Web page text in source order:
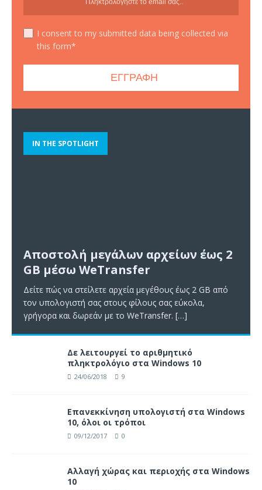
I consent to my submitted data being collected via
this form*
IN THE SPOTLIGHT
Αποστολή μεγάλων αρχείων έως 2
GB μέσω WeTransfer
Δείτε πώς να στείλετε αρχεία μεγέθους έως 2 GB από
τον υπολογιστή σας στους φίλους σας εύκολα,
γρήγορα και δωρεάν με το WeTransfer. […]
Δε λειτουργεί το αριθμητικό
πληκτρολόγιο στα Windows 10
24/06/2018 9
Επανεκκίνηση υπολογιστή στα Windows
10, όλοι οι τρόποι
09/12/2017 0
Αλλαγή χώρας και περιοχής στα Windows
10